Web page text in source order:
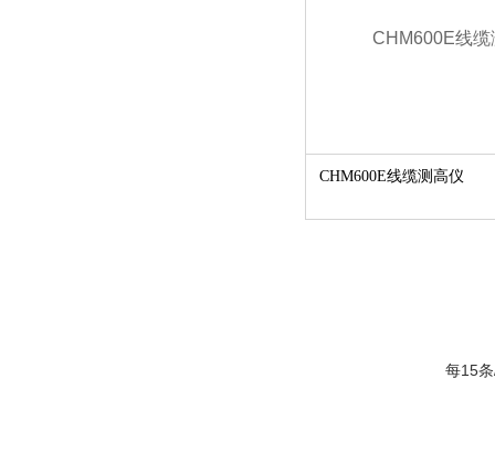
CHM600E线缆测高仪
每15